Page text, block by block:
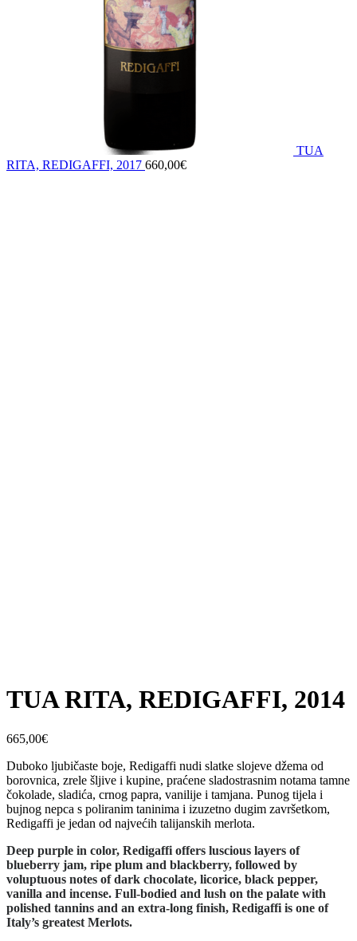
TUA
RITA, REDIGAFFI, 2017 660,00€
TUA RITA, REDIGAFFI, 2014
665,00€
Duboko ljubičaste boje, Redigaffi nudi slatke slojeve džema od
borovnica, zrele šljive i kupine, praćene sladostrasnim notama tamne
čokolade, sladića, crnog papra, vanilije i tamjana. Punog tijela i
bujnog nepca s poliranim taninima i izuzetno dugim završetkom,
Redigaffi je jedan od najvećih talijanskih merlota.
Deep purple in color, Redigaffi offers luscious layers of
blueberry jam, ripe plum and blackberry, followed by
voluptuous notes of dark chocolate, licorice, black pepper,
vanilla and incense. Full-bodied and lush on the palate with
polished tannins and an extra-long finish, Redigaffi is one of
Italy’s greatest Merlots.